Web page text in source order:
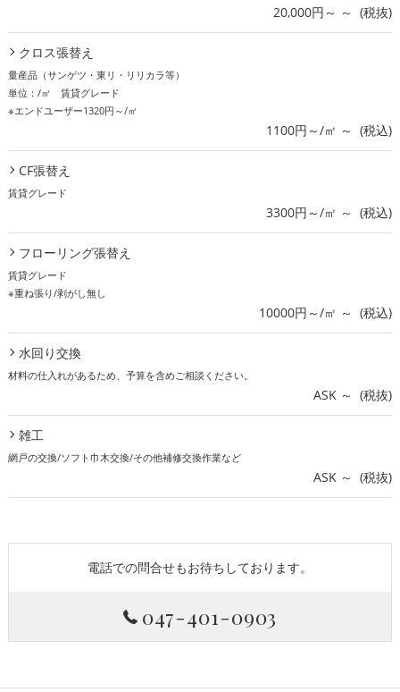
20,000円～ ～ (税抜)
クロス張替え
量産品（サンゲツ・東リ・リリカラ等）
単位：/㎡ 賃貸グレード
※エンドユーザー1320円～/㎡
1100円～/㎡ ～ (税込)
CF張替え
賃貸グレード
3300円～/㎡ ～ (税込)
フローリング張替え
賃貸グレード
※重ね張り/剥がし無し
10000円～/㎡ ～ (税込)
水回り交換
材料の仕入れがあるため、予算を含めご相談ください。
ASK ～ (税抜)
雑工
網戸の交換/ソフト巾木交換/その他補修交換作業など
ASK ～ (税抜)
電話での問合せもお待ちしております。
047-401-0903